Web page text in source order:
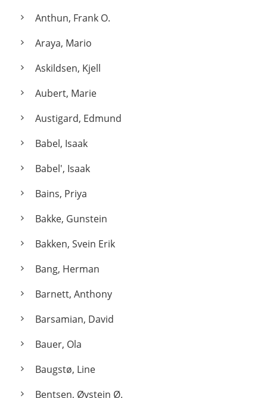
Anthun, Frank O.
Araya, Mario
Askildsen, Kjell
Aubert, Marie
Austigard, Edmund
Babel, Isaak
Babel', Isaak
Bains, Priya
Bakke, Gunstein
Bakken, Svein Erik
Bang, Herman
Barnett, Anthony
Barsamian, David
Bauer, Ola
Baugstø, Line
Bentsen, Øystein Ø.